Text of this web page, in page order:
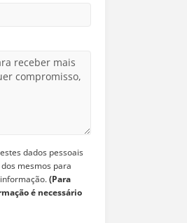
dados pessoais
mesmos para
(Para
é necessário